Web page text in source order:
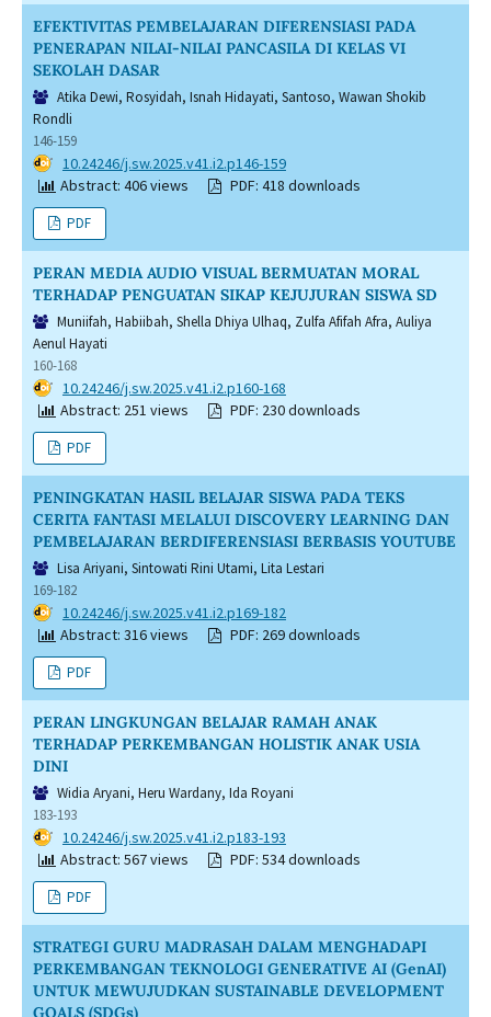
EFEKTIVITAS PEMBELAJARAN DIFERENSIASI PADA
PENERAPAN NILAI-NILAI PANCASILA DI KELAS VI
SEKOLAH DASAR
Atika Dewi, Rosyidah, Isnah Hidayati, Santoso, Wawan Shokib
Rondli
146-159
DOI: 10.24246/j.sw.2025.v41.i2.p146-159
Abstract: 406 views
PDF: 418 downloads
PDF
PERAN MEDIA AUDIO VISUAL BERMUATAN MORAL
TERHADAP PENGUATAN SIKAP KEJUJURAN SISWA SD
Muniifah, Habiibah, Shella Dhiya Ulhaq, Zulfa Afifah Afra, Auliya
Aenul Hayati
160-168
DOI: 10.24246/j.sw.2025.v41.i2.p160-168
Abstract: 251 views
PDF: 230 downloads
PDF
PENINGKATAN HASIL BELAJAR SISWA PADA TEKS
CERITA FANTASI MELALUI DISCOVERY LEARNING DAN
PEMBELAJARAN BERDIFERENSIASI BERBASIS YOUTUBE
Lisa Ariyani, Sintowati Rini Utami, Lita Lestari
169-182
DOI: 10.24246/j.sw.2025.v41.i2.p169-182
Abstract: 316 views
PDF: 269 downloads
PDF
PERAN LINGKUNGAN BELAJAR RAMAH ANAK
TERHADAP PERKEMBANGAN HOLISTIK ANAK USIA
DINI
Widia Aryani, Heru Wardany, Ida Royani
183-193
DOI: 10.24246/j.sw.2025.v41.i2.p183-193
Abstract: 567 views
PDF: 534 downloads
PDF
STRATEGI GURU MADRASAH DALAM MENGHADAPI
PERKEMBANGAN TEKNOLOGI GENERATIVE AI (GenAI)
UNTUK MEWUJUDKAN SUSTAINABLE DEVELOPMENT
GOALS (SDGs)